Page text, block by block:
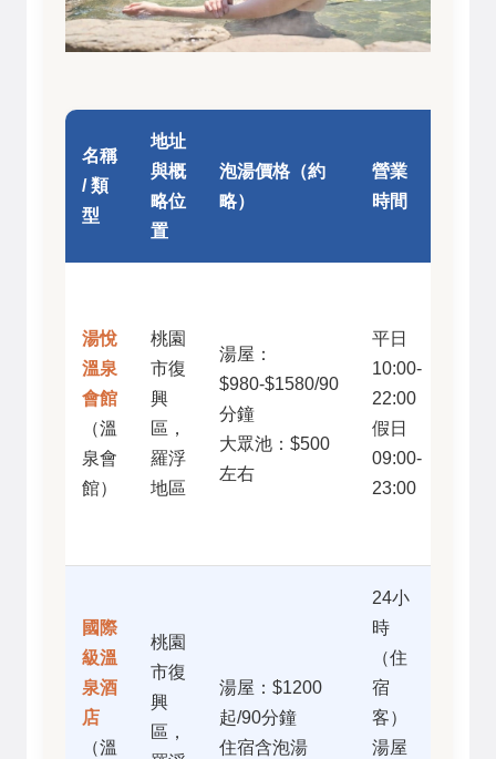
名稱
/ 類
型
地址
與概
略位
置
泡湯價格（約
略）
營業
時間
湯悅
溫泉
會館
（溫
泉會
館）
桃園
市復
興
區，
羅浮
地區
湯屋：
$980-$1580/90
分鐘
大眾池：$500
左右
平日
10:00-
22:00
假日
09:00-
23:00
國際
級溫
泉酒
店
（溫
桃園
市復
興
區，
湯屋：$1200
起/90分鐘
住宿含泡湯
24小
時
（住
宿
客）
湯屋